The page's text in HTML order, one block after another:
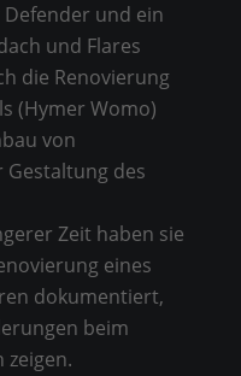
und ein
und Flares
die Renovierung
(Hymer Womo)
von
Gestaltung des
Zeit haben sie
eines
dokumentiert,
beim
zeigen.